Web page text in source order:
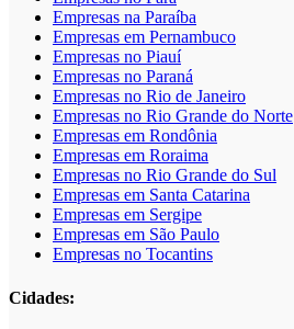
Empresas na Paraíba
Empresas em Pernambuco
Empresas no Piauí
Empresas no Paraná
Empresas no Rio de Janeiro
Empresas no Rio Grande do Norte
Empresas em Rondônia
Empresas em Roraima
Empresas no Rio Grande do Sul
Empresas em Santa Catarina
Empresas em Sergipe
Empresas em São Paulo
Empresas no Tocantins
Cidades: